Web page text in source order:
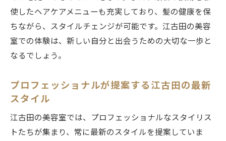
使したヘアケアメニューも充実しており、髪の健康を保
ちながら、スタイルチェンジが可能です。江古田の美容
室での体験は、新しい自分と出会うための大切な一歩と
なるでしょう。
プロフェッショナルが提案する江古田の最新
スタイル
江古田の美容室では、プロフェッショナルなスタイリス
トたちが集まり、常に最新のスタイルを提案していま